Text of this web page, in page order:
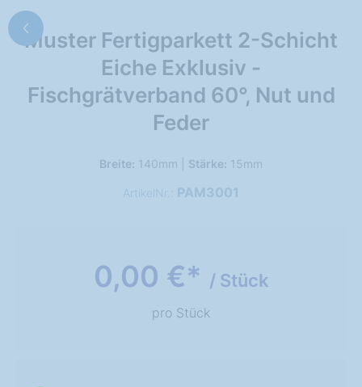
Muster Fertigparkett 2-Schicht
Eiche Exklusiv -
Fischgrätverband 60°, Nut und
Feder
Breite: 140mm | Stärke: 15mm
ArtikelNr.: PAM3001
0,00 €* / Stück
pro Stück